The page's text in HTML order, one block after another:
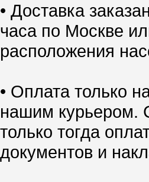
• Доставка
часа по Москве
расположения
• Оплата только
нашим курьером.
только тогда
документов и